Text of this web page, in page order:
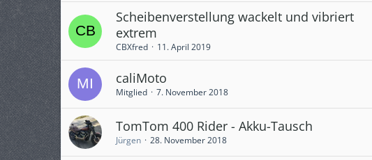
Scheibenverstellung wackelt und vibriert
extrem
CBXfred 11. April 2019
caliMoto
Mitglied 7. November 2018
TomTom 400 Rider - Akku-Tausch
Jürgen 28. November 2018